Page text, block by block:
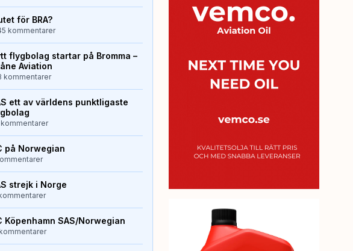
för BRA?
kommentarer
flygbolag startar på Bromma –
Aviation
kommentarer
ett av världens punktligaste
på Norwegian
strejk i Norge
Köpenhamn SAS/Norwegian